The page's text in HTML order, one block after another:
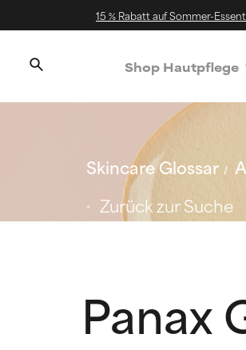
15 % Rabatt auf Sommer-
Shop Hautpflege
Skincare Glossar
Zurück zur Suche
Panax